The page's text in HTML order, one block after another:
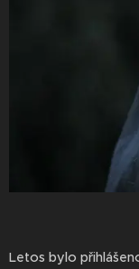
Letos bylo